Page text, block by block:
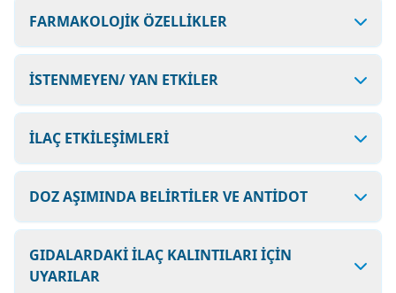
FARMAKOLOJİK ÖZELLİKLER
İSTENMEYEN/ YAN ETKİLER
İLAÇ ETKİLEŞİMLERİ
DOZ AŞIMINDA BELİRTİLER VE ANTİDOT
GIDALARDAKİ İLAÇ KALINTILARI İÇİN
UYARILAR